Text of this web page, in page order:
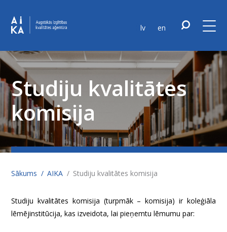
lv en
Studiju kvalitātes
komisija
Sākums AIKA Studiju kvalitātes komisija
Studiju kvalitātes komisija (turpmāk – komisija) ir koleģiāla
lēmējinstitūcija, kas izveidota, lai pieņemtu lēmumu par: